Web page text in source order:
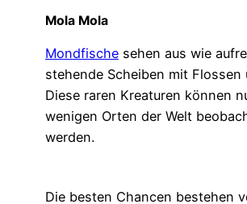
Mola Mola
Mondfische sehen aus wie
stehende Scheiben mit Flossen
Diese raren Kreaturen können
wenigen Orten der Welt
werden.
Die besten Chancen bestehen